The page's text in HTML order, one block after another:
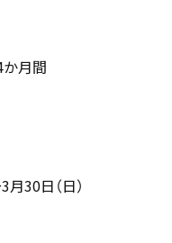
月間
30日（日）